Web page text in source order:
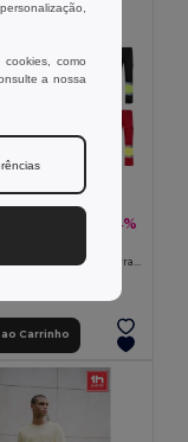
-34%
Carrinho
cookies, como
a nossa